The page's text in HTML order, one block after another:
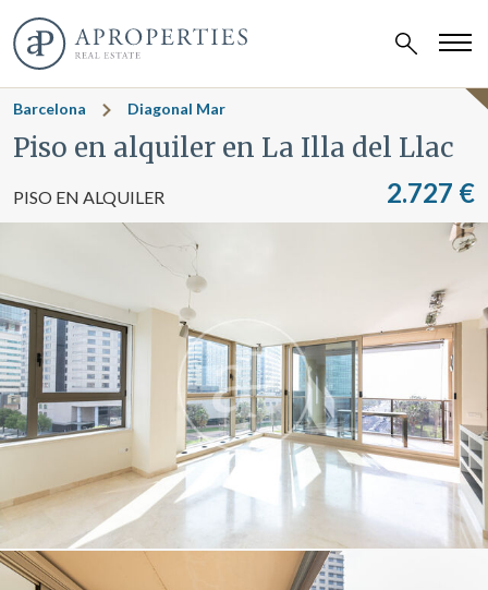
Barcelona Diagonal Mar
Piso en alquiler en La Illa del Llac
PISO EN ALQUILER 2.727 €
ALQUILADA